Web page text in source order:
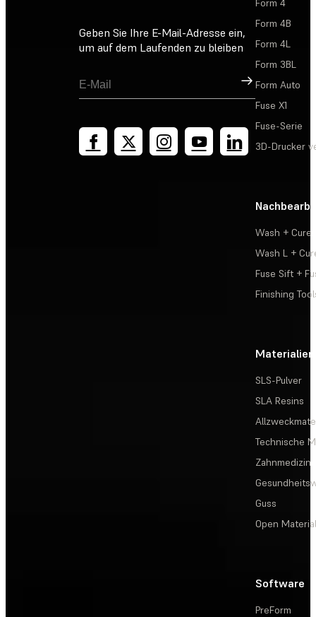
Geben Sie Ihre E-Mail-Adresse ein,
um auf dem Laufenden zu bleiben
Registrieren
Form 4
Form 4B
Form 4L
Form 3BL
Form Auto
Fuse X1
Fuse-Serie
3D-Drucker
Wash + Cure
Wash L +
Fuse Sift +
Finishing
Materialien
SLS-Pulver
SLA Resins
Technische
Zahnmedizin
Guss
Open
Software
PreForm